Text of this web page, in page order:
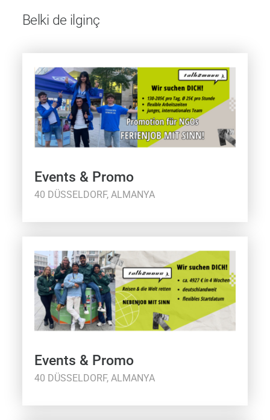
Belki de ilginç
Events & Promo
40 DÜSSELDORF, ALMANYA
Events & Promo
40 DÜSSELDORF, ALMANYA